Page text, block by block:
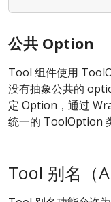
公共 Option
Tool 组件使用
没有抽象公共的
定 Option，通过
统一的 ToolOption
Tool 别名（